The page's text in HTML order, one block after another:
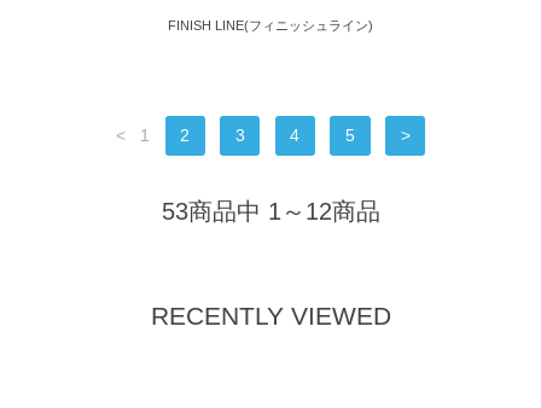
FINISH LINE(フィニッシュライン)
< 1 2 3 4 5 >
53商品中 1～12商品
RECENTLY VIEWED